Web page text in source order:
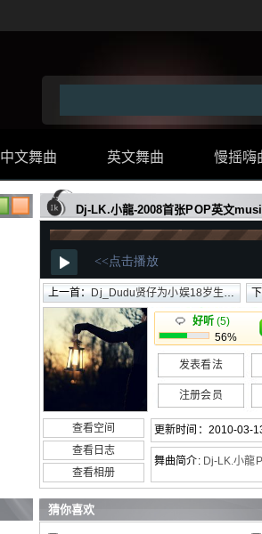
中文舞曲 英文舞曲 慢摇嗨
..
Dj-LK.小龍-2008首张POP英文
上一首：Dj_Dudu贤仔为小娱18岁生日打造疯狂现场
好听 (5)
56%
发表看法
注册会员
查看空间
查看日志
查看相册
更新时间：2010-03-
舞曲简介: Dj-LK.小龍
猜你喜欢